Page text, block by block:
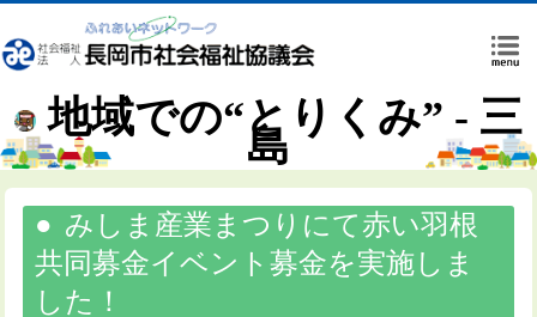
地域での“とりくみ” - 三
島
みしま産業まつりにて赤い羽根
共同募金イベント募金を実施しま
した！